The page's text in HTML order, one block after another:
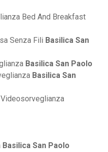
Bed And Breakfast
Senza Fili Basilica San
Basilica San Paolo
Basilica San
Basilica San Paolo